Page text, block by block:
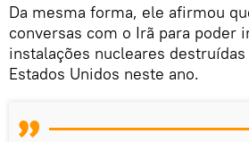
Da mesma forma, ele afirmou
conversas com o Irã para poder
instalações nucleares
Estados Unidos neste ano.